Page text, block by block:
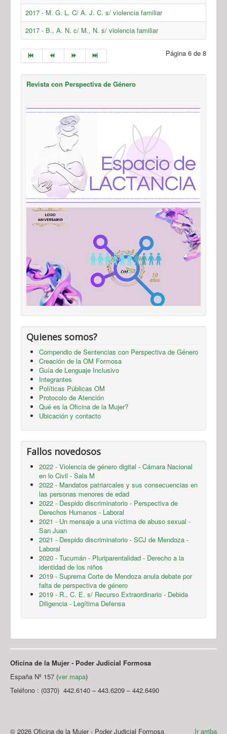
2017 - M. G. L. C/ A. J. C. s/ violencia familiar
2017 - B., A. N. c/ M., N. s/ violencia familiar
Página 6 de 8
Revista con Perspectiva de Género
Quienes somos?
Compendio de Sentencias con Perspectiva de Género
Creación de la OM Formosa
Guía de Lenguaje Inclusivo
Integrantes
Políticas Públicas OM
Protocolo de Atención
Qué es la Oficina de la Mujer?
Ubicación y contacto
Fallos novedosos
2022 - Violencia de género digital - Cámara Nacional
en lo Civil - Sala M
2022 - Mandatos patriarcales y sus consecuencias en
las personas menores de edad
2022 - Despido discriminatorio - Perspectiva de
Derechos Humanos - Laboral
2021 - Un mensaje a una víctima de abuso sexual -
San Juan
2021 - Despido discriminatorio - SCJ de Mendoza -
Laboral
2020 - Tucumán - Pluriparentalidad - Derecho a la
identidad de los niños
2019 - Suprema Corte de Mendoza anula debate por
falta de perspectiva de género
2019 - R., C. E. s/ Recurso Extraordinario - Debida
Diligencia - Legítima Defensa
Oficina de la Mujer - Poder Judicial Formosa
España Nº 157 (ver mapa)
Teléfono : (0370) 442.6140 – 443.6209 – 442.6490
Ir arriba
© 2026 Oficina de la Mujer - Poder Judicial Formosa